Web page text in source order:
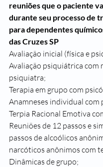
reuniões que o paciente
durante seu processo de
para dependentes
das Cruzes SP
Avaliação inicial (física e
Avaliação psiquiátrica com
psiquiatra;
Terapia em grupo com
Anamneses individual com
Terpia Racional Emotiva
Reuniões de 12 passos e
passos de alcoólicos
narcóticos anônimos com
Dinâmicas de grupo;